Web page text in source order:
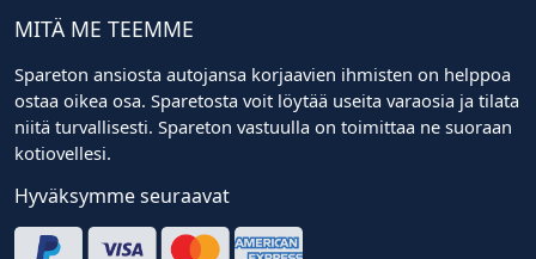
MITÄ ME TEEMME
Spareton ansiosta autojansa korjaavien ihmisten on helppoa
ostaa oikea osa. Sparetosta voit löytää useita varaosia ja tilata
niitä turvallisesti. Spareton vastuulla on toimittaa ne suoraan
kotiovellesi.
Hyväksymme seuraavat